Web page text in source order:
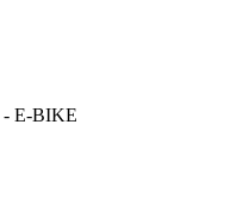
E-BIKE